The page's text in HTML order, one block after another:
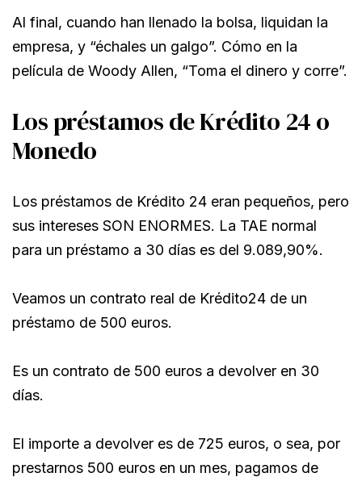
Al final, cuando han llenado la bolsa, liquidan la
empresa, y “échales un galgo”. Cómo en la
película de Woody Allen, “Toma el dinero y corre”.
Los préstamos de Krédito 24 o
Monedo
Los préstamos de Krédito 24 eran pequeños, pero
sus intereses SON ENORMES. La TAE normal
para un préstamo a 30 días es del 9.089,90%.
Veamos un contrato real de Krédito24 de un
préstamo de 500 euros.
Es un contrato de 500 euros a devolver en 30
días.
El importe a devolver es de 725 euros, o sea, por
prestarnos 500 euros en un mes, pagamos de